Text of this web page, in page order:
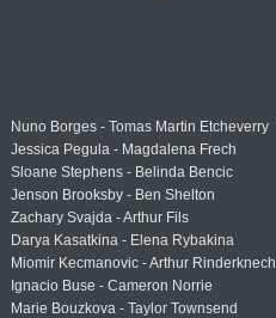
Nuno Borges - Tomas Martin Etcheverry
Jessica Pegula - Magdalena Frech
Sloane Stephens - Belinda Bencic
Jenson Brooksby - Ben Shelton
Zachary Svajda - Arthur Fils
Darya Kasatkina - Elena Rybakina
Miomir Kecmanovic - Arthur Rinderknech
Ignacio Buse - Cameron Norrie
Marie Bouzkova - Taylor Townsend